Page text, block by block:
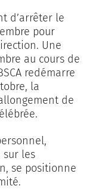
d’arrêter le
pour
Une
au cours de
redémarre
la
de
sur les
se positionne